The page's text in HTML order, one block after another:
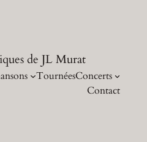
de JL Murat
TournéesConcerts
Contact